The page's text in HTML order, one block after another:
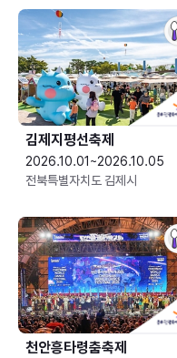
김제지평선축제
2026.10.01~2026.10.05
전북특별자치도 김제시
천안흥타령춤축제